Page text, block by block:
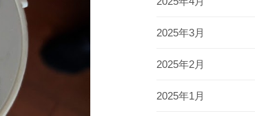
2025年3月
2025年2月
2025年1月